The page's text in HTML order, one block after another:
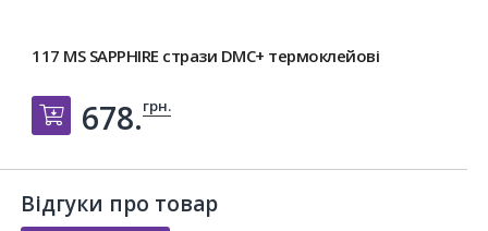
117 MS SAPPHIRE стрази DMC+ термоклейові
Добавить в корзину
678.грн.
Відгуки про товар